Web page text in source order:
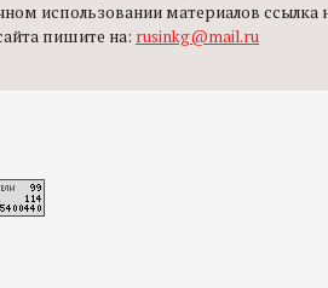
использовании материалов ссылка
пишите на: rusinkg@mail.ru